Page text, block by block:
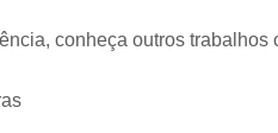
conheça outros trabalhos